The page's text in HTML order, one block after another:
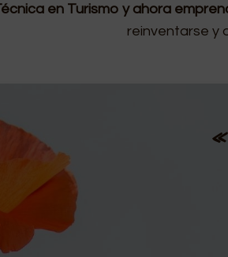
en Turismo y ahora
reinventarse y